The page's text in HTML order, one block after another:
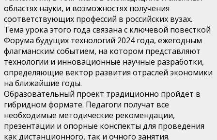
областях науки, и возможностях получения
соответствующих профессий в российских вузах.
Тема урока этого года связана с ключевой повесткой
Форума будущих технологий 2024 года, ежегодным
флагманским событием, на котором представляют
технологии и инновационные научные разработки,
определяющие вектор развития отраслей экономики
на ближайшие годы.
Образовательный проект традиционно пройдет в
гибридном формате. Педагоги получат все
необходимые методические рекомендации,
презентации и опорные конспекты для проведения
как дистанционного, так и очного занятия.